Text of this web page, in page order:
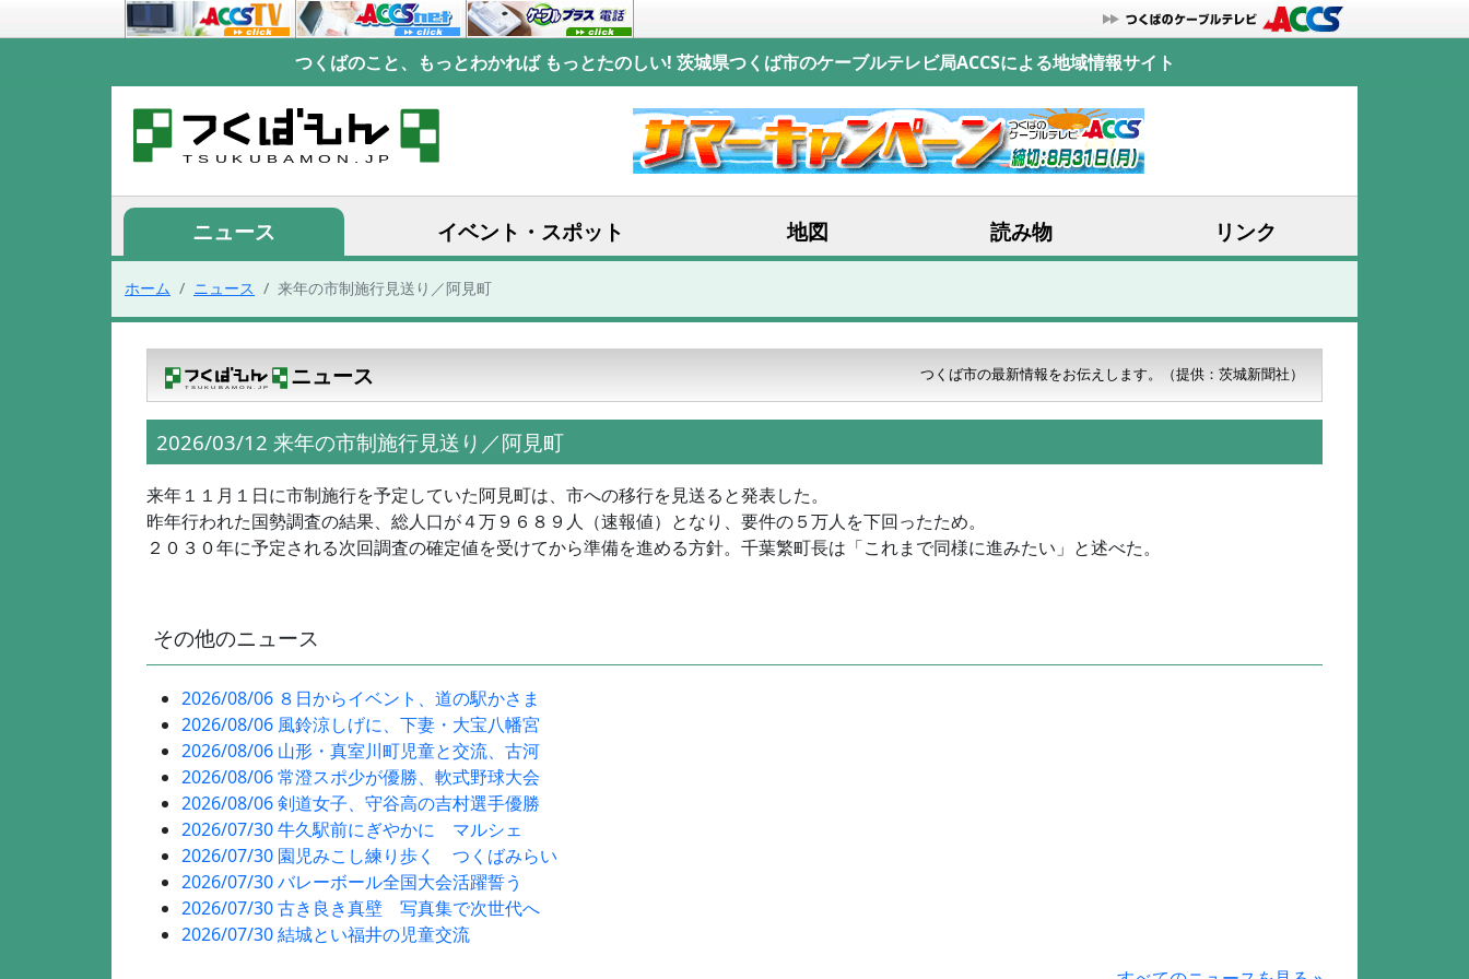
つくばのこと、もっとわかれば もっとたのしい! 茨城県つくば市のケーブルテレビ局ACCSによる地域情報サイト
ニュース イベント・スポット 地図 読み物 リンク
ホーム ニュース 来年の市制施行見送り／阿見町
ニュース つくば市の最新情報をお伝えします。 （提供：茨城新聞社）
2026/03/12 来年の市制施行見送り／阿見町
来年１１月１日に市制施行を予定していた阿見町は、市への移行を見送ると発表した。
昨年行われた国勢調査の結果、総人口が４万９６８９人（速報値）となり、要件の５万人を下回ったため。
２０３０年に予定される次回調査の確定値を受けてから準備を進める方針。千葉繁町長は「これまで同様に進みたい」と述べた。
その他のニュース
2026/08/06 ８日からイベント、道の駅かさま
2026/08/06 風鈴涼しげに、下妻・大宝八幡宮
2026/08/06 山形・真室川町児童と交流、古河
2026/08/06 常澄スポ少が優勝、軟式野球大会
2026/08/06 剣道女子、守谷高の吉村選手優勝
2026/07/30 牛久駅前にぎやかに マルシェ
2026/07/30 園児みこし練り歩く つくばみらい
2026/07/30 バレーボール全国大会活躍誓う
2026/07/30 古き良き真壁 写真集で次世代へ
2026/07/30 結城とい福井の児童交流